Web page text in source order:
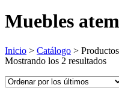
Muebles
Inicio > Catálogo >
Mostrando los 2 resultados
los